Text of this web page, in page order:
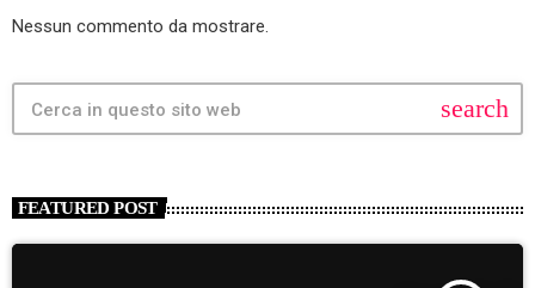
Nessun commento da mostrare.
search
FEATURED POST